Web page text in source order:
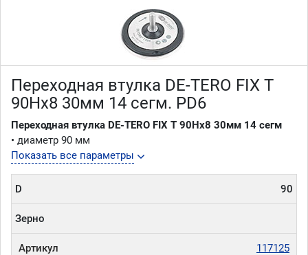
Переходная втулка DE-TERO FIX T
90Hx8 30мм 14 сегм. PD6
Переходная втулка DE-TERO FIX T 90Hx8 30мм 14 сегм
• диаметр 90 мм
Показать все параметры
D 90
Зерно
Артикул 117125